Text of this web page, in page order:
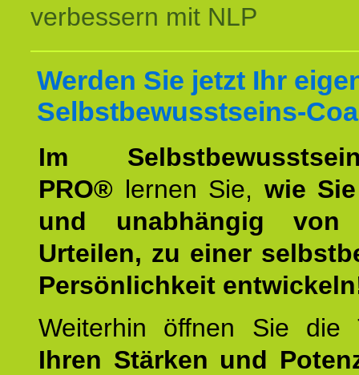
verbessern mit NLP
Werden Sie jetzt Ihr
Selbstbewusstseins-
Im
PRO® lernen Sie, wie
und unabhängig von
Urteilen, zu einer
Persönlichkeit
Weiterhin öffnen Sie
Ihren Stärken und